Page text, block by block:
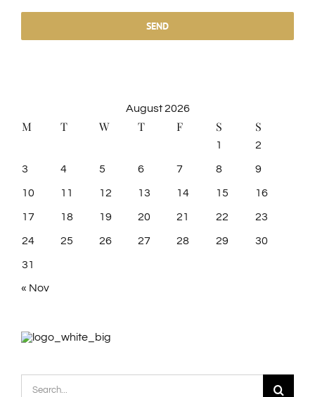
SEND
August 2026
M T W T F S S
1 2
3 4 5 6 7 8 9
10 11 12 13 14 15 16
17 18 19 20 21 22 23
24 25 26 27 28 29 30
31
« Nov
Search